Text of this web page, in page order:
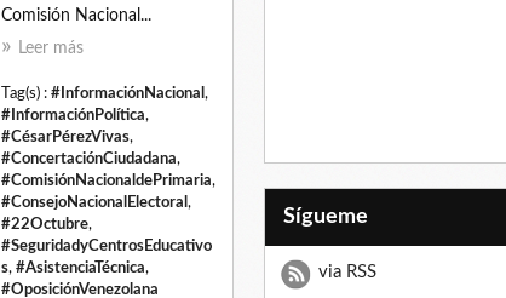
Comisión Nacional...
Leer más
Tag(s) : #InformaciónNacional ,
#InformaciónPolítica,
#CésarPérezVivas,
#ConcertaciónCiudadana,
#ComisiónNacionaldePrimaria,
#ConsejoNacionalElectoral ,
#22Octubre,
#SeguridadyCentrosEducativo
s, #AsistenciaTécnica,
#OposiciónVenezolana
Sígueme
via RSS